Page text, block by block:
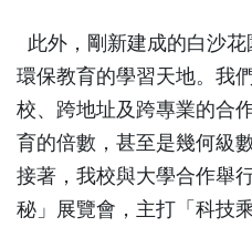
此外，剛新建成的白沙
環保教育的學習天地。我
校、跨地址及跨專業的合
育的倍數，甚至是幾何級數
接著，我校與大學合作舉
秘」展覽會，主打「科技